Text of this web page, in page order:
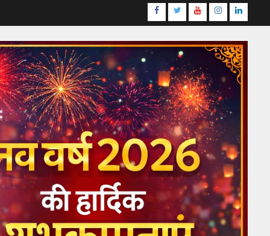
Facebook
TwitterYoutubeInstagram